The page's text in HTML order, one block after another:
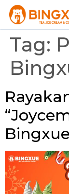
Tag: